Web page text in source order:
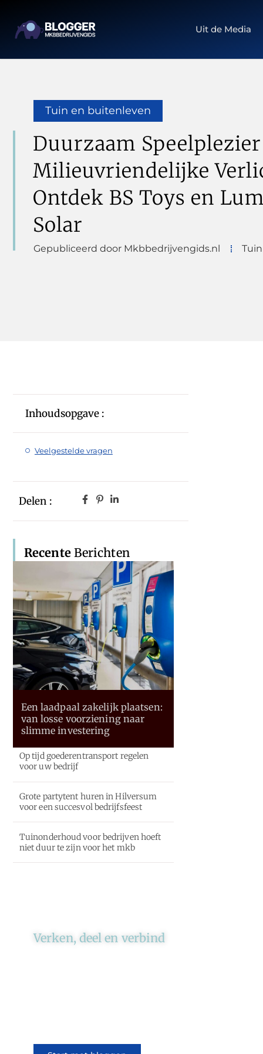
Uit de Media
Tuin en buitenleven
Duurzaam
Milieuvriendelijke
Ontdek BS Toys en
Solar
Gepubliceerd door Mkbbedrijvengids.nl
Inhoudsopgave :
Veelgestelde vragen
Delen :
RecenteBerichten
Een laadpaal zakelijk plaatsen:
van losse voorziening naar
slimme investering
Op tijd goederentransport regelen
voor uw bedrijf
Grote partytent huren in Hilversum
voor een succesvol bedrijfsfeest
Tuinonderhoud voor bedrijven hoeft
niet duur te zijn voor het mkb
Verken, deel en verbind